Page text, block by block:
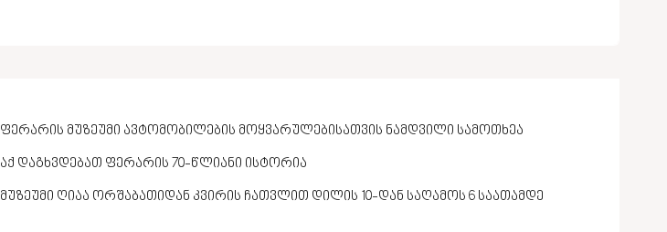
ფერარის მუზეუმი ავტომობილების მოყვარულებისათვის ნამდვილი სამოთხეა
აქ დაგხვდებათ ფერარის 70-წლიანი ისტორია
მუზეუმი ღიაა ორშაბათიდან კვირის ჩათვლით დილის 10-დან საღამოს 6 საათამდე